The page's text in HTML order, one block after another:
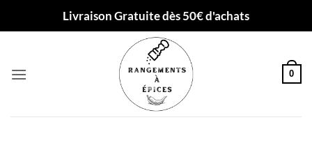
Livraison Gratuite dès 50€ d'achats
0